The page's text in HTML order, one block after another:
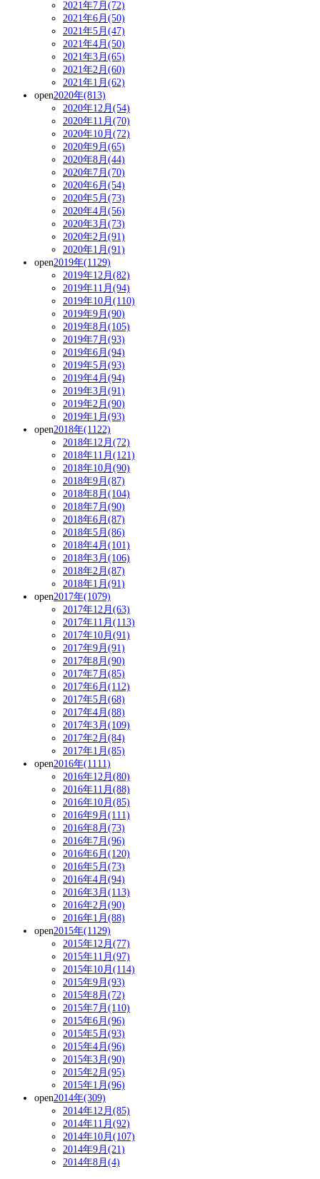
2021年7月(72)
2021年6月(50)
2021年5月(47)
2021年4月(50)
2021年3月(65)
2021年2月(60)
2021年1月(62)
open2020年(813)
2020年12月(54)
2020年11月(70)
2020年10月(72)
2020年9月(65)
2020年8月(44)
2020年7月(70)
2020年6月(54)
2020年5月(73)
2020年4月(56)
2020年3月(73)
2020年2月(91)
2020年1月(91)
open2019年(1129)
2019年12月(82)
2019年11月(94)
2019年10月(110)
2019年9月(90)
2019年8月(105)
2019年7月(93)
2019年6月(94)
2019年5月(93)
2019年4月(94)
2019年3月(91)
2019年2月(90)
2019年1月(93)
open2018年(1122)
2018年12月(72)
2018年11月(121)
2018年10月(90)
2018年9月(87)
2018年8月(104)
2018年7月(90)
2018年6月(87)
2018年5月(86)
2018年4月(101)
2018年3月(106)
2018年2月(87)
2018年1月(91)
open2017年(1079)
2017年12月(63)
2017年11月(113)
2017年10月(91)
2017年9月(91)
2017年8月(90)
2017年7月(85)
2017年6月(112)
2017年5月(68)
2017年4月(88)
2017年3月(109)
2017年2月(84)
2017年1月(85)
open2016年(1111)
2016年12月(80)
2016年11月(88)
2016年10月(85)
2016年9月(111)
2016年8月(73)
2016年7月(96)
2016年6月(120)
2016年5月(73)
2016年4月(94)
2016年3月(113)
2016年2月(90)
2016年1月(88)
open2015年(1129)
2015年12月(77)
2015年11月(97)
2015年10月(114)
2015年9月(93)
2015年8月(72)
2015年7月(110)
2015年6月(96)
2015年5月(93)
2015年4月(96)
2015年3月(90)
2015年2月(95)
2015年1月(96)
open2014年(309)
2014年12月(85)
2014年11月(92)
2014年10月(107)
2014年9月(21)
2014年8月(4)